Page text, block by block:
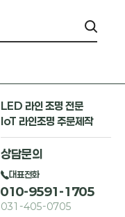
LED 라인 조명 전문
IoT 라인조명 주문제작
상담문의
대표전화
010-9591-1705
031-405-0705